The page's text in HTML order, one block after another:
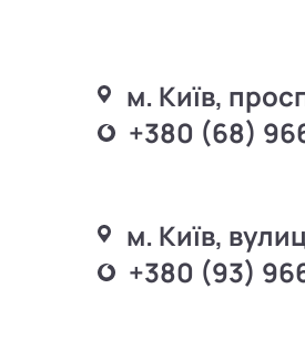
м. Київ,
+380 (68)
м. Київ,
+380 (93)